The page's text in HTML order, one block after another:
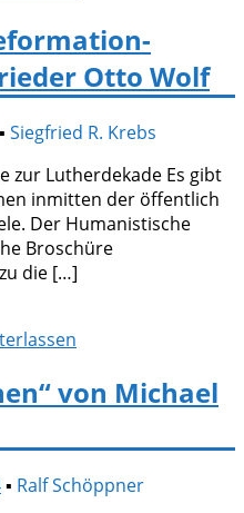
Otto Wolf
▪ Siegfried R. Krebs
zur Lutherdekade Es gibt
inmitten der öffentlich
Der Humanistische
Broschüre
die […]
von Michael
▪ Ralf Schöppner